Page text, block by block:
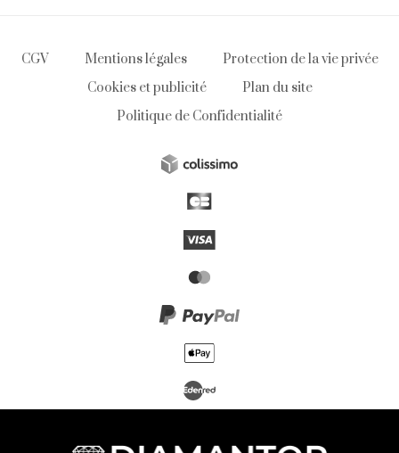
CGV Mentions légales
Protection de la vie privée
Cookies et publicité
Plan du site
Politique de Confidentialité